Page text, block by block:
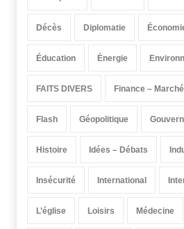
Décès Diplomatie
Éducation Énergie
FAITS DIVERS Finance –
Flash Géopolitique
Histoire Idées – Débats
Insécurité International
L’église Loisirs Médecine